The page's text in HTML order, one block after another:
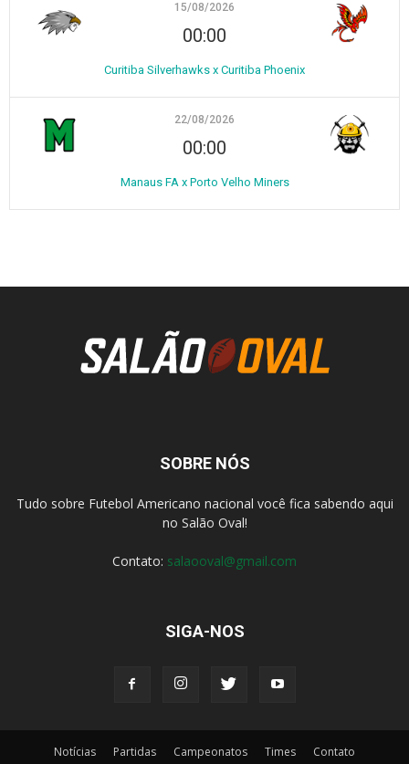
15/08/2026
00:00
Curitiba Silverhawks x Curitiba Phoenix
22/08/2026
00:00
Manaus FA x Porto Velho Miners
SOBRE NÓS
Tudo sobre Futebol Americano nacional você fica sabendo aqui
no Salão Oval!
Contato: salaooval@gmail.com
SIGA-NOS
Notícias Partidas Campeonatos Times Contato